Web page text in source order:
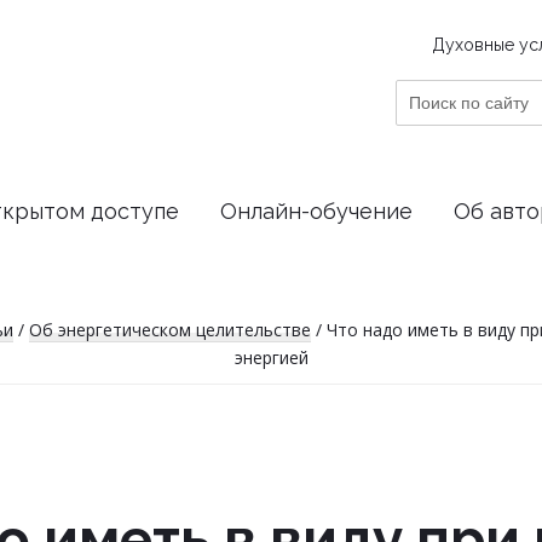
Духовные
Поиск
по
доступе Онлайн-обучение Об
/ Об энергетическом целительстве / Что надо иметь в виду
энергией